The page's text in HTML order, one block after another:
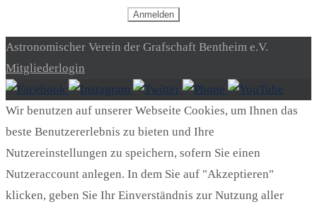
Astronomischer Verein der Grafschaft Bentheim e.V.
Mitgliederlogin
Wir benutzen auf unserer Webseite Cookies, um Ihnen das
beste Benutzererlebnis zu bieten und Ihre
Nutzereinstellungen zu speichern, sofern Sie einen
Nutzeraccount anlegen. In dem Sie auf "Akzeptieren"
klicken, geben Sie Ihr Einverständnis zur Nutzung aller